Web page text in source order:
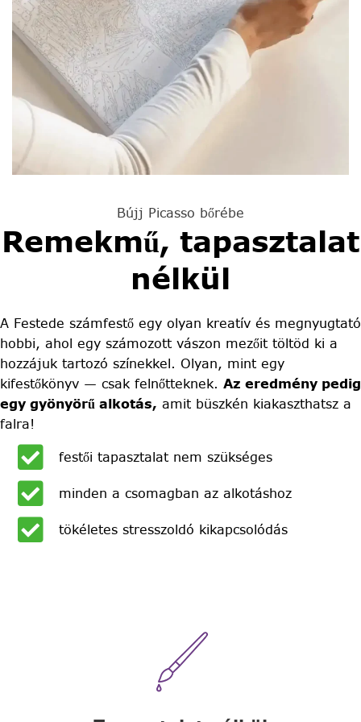
Bújj Picasso bőrébe
Remekmű, tapasztalat
nélkül
A Festede számfestő egy olyan kreatív és megnyugtató
hobbi, ahol egy számozott vászon mezőit töltöd ki a
hozzájuk tartozó színekkel. Olyan, mint egy
kifestőkönyv — csak felnőtteknek. Az eredmény pedig
egy gyönyörű alkotás, amit büszkén kiakaszthatsz a
falra!
festői tapasztalat nem szükséges
minden a csomagban az alkotáshoz
tökéletes stresszoldó kikapcsolódás